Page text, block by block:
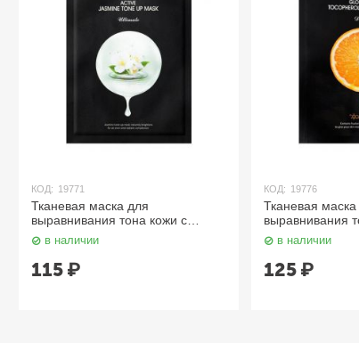
КОД: 19771
Тканевая маска для
выравнивания тона кожи с
экстрактом жасмина Active 30 мл
JMsolution
в наличии
115 ₽
КОД: 19776
Тканевая маска
выравнивания
Tocopherol
JMsolution
в наличии
125 ₽